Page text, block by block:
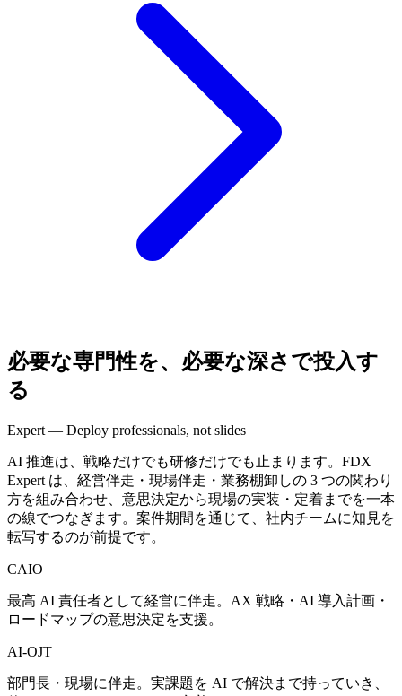
必要な​専門性を、​必要な​深さで​投入す
る
Expert — Deploy professionals, not slides
AI 推進は、戦略だけでも研修だけでも止まります。FDX
Expert は、経営伴走・現場伴走・業務棚卸しの 3 つの関わり
方を組み合わせ、意思決定から現場の実装・定着までを一本
の線でつなぎます。案件期間を通じて、社内チームに知見を
転写するのが前提です。
CAIO
最高 AI 責任者として経営に伴走。AX 戦略・AI 導入計画・
ロードマップの意思決定を支援。
AI-OJT
部門長・現場に伴走。実課題を AI で解決まで持っていき、